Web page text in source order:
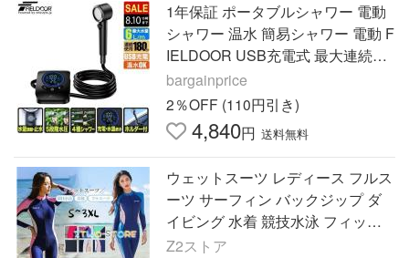
1年保証 ポータブルシャワー 電動
シャワー 温水 簡易シャワー 電動 F
IELDOOR USB充電式 最大連続18
0分 アウトドア キャンプ 海 災害用
携帯シャワー 送料無料
bargainprice
2％OFF (110円引き)
4,840円 送料無料
ウェットスーツ レディース フルス
ーツ サーフィン バックジップ ダ
イビング 水着 競技水泳 フィット
ネス水着 海 ビーチ スポーツ 長袖
Z2ストア